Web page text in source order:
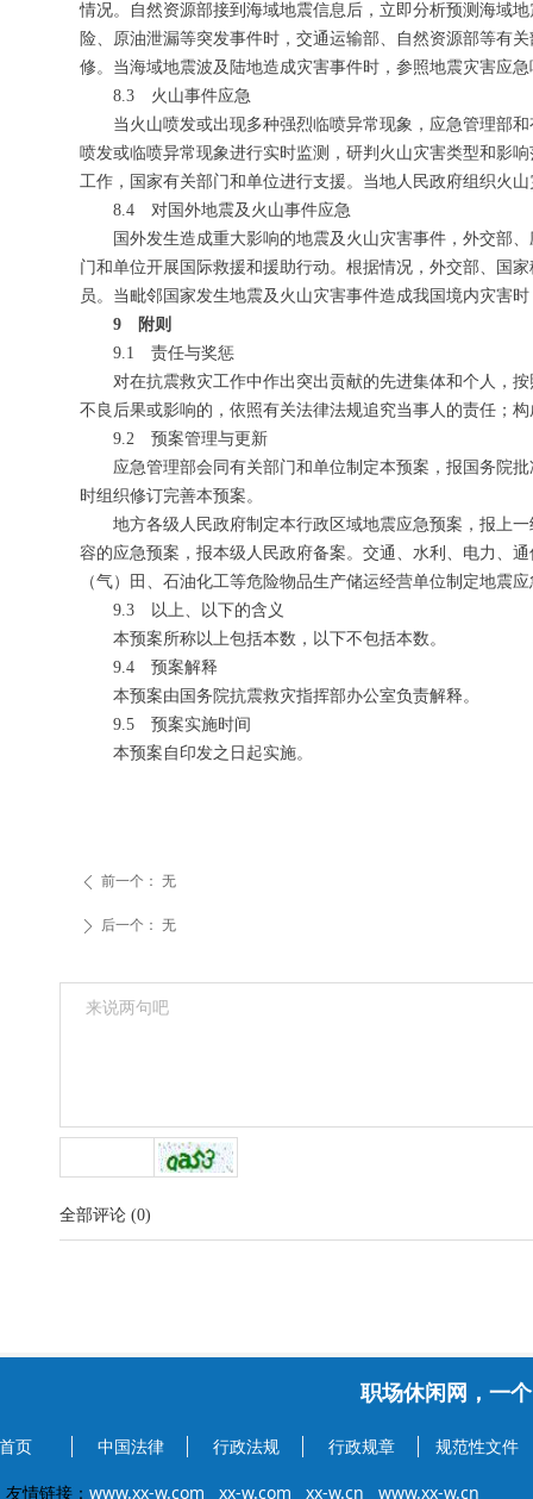
情况。自然资源部接到海域地震信息后，立即分析预测海域
险、原油泄漏等突发事件时，交通运输部、自然资源部等有
修。当海域地震波及陆地造成灾害事件时，参照地震灾害应
8.3 火山事件应急
当火山喷发或出现多种强烈临喷异常现象，应急管理部
喷发或临喷异常现象进行实时监测，研判火山灾害类型和影
工作，国家有关部门和单位进行支援。当地人民政府组织火
8.4 对国外地震及火山事件应急
国外发生造成重大影响的地震及火山灾害事件，外交部
门和单位开展国际救援和援助行动。根据情况，外交部、国
员。当毗邻国家发生地震及火山灾害事件造成我国境内灾害
9 附则
9.1 责任与奖惩
对在抗震救灾工作中作出突出贡献的先进集体和个人，
不良后果或影响的，依照有关法律法规追究当事人的责任；
9.2 预案管理与更新
应急管理部会同有关部门和单位制定本预案，报国务院
时组织修订完善本预案。
地方各级人民政府制定本行政区域地震应急预案，报上
容的应急预案，报本级人民政府备案。交通、水利、电力、
（气）田、石油化工等危险物品生产储运经营单位制定地震
9.3 以上、以下的含义
本预案所称以上包括本数，以下不包括本数。
9.4 预案解释
本预案由国务院抗震救灾指挥部办公室负责解释。
9.5 预案实施时间
本预案自印发之日起实施。
ꄴ 前一个： 无
ꄲ 后一个： 无
全部评论 (0)
页 中国法律 行政法规 行政规章 规范性文件
职场休闲网，一
友情链接： www.xx-w.com xx-w.com xx-w.cn www.xx-w.cn